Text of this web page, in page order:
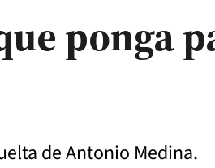
ponga
de Antonio Medina.